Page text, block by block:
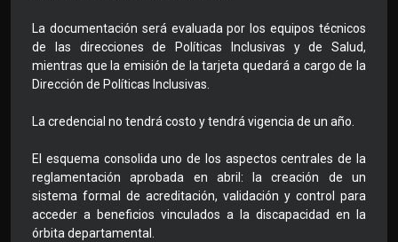
La documentación será evaluada por los equipos técnicos
de las direcciones de Políticas Inclusivas y de Salud,
mientras que la emisión de la tarjeta quedará a cargo de la
Dirección de Políticas Inclusivas.
La credencial no tendrá costo y tendrá vigencia de un año.
El esquema consolida uno de los aspectos centrales de la
reglamentación aprobada en abril: la creación de un
sistema formal de acreditación, validación y control para
acceder a beneficios vinculados a la discapacidad en la
órbita departamental.